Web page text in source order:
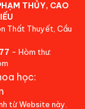
THỦY, CAO
Thất Thuyết, Cầu
- Hòm thư:
học:
từ Website này.